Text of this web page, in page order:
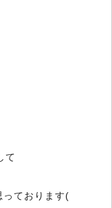
て
っております(